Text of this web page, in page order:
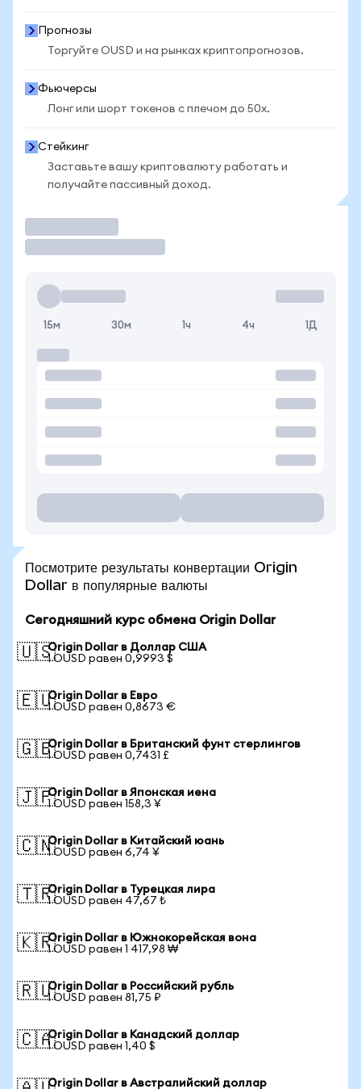
Прогнозы
Торгуйте OUSD и на рынках криптопрогнозов.
Фьючерсы
Лонг или шорт токенов с плечом до 50x.
Стейкинг
Заставьте вашу криптовалюту работать и
получайте пассивный доход.
15м 30м 1ч 4ч 1Д
Посмотрите результаты конвертации Origin
Dollar в популярные валюты
Сегодняшний курс обмена Origin Dollar
🇺🇸Origin Dollar в Доллар США
1 OUSD равен 0,9993 $
🇪🇺Origin Dollar в Евро
1 OUSD равен 0,8673 €
🇬🇧Origin Dollar в Британский фунт стерлингов
1 OUSD равен 0,7431 £
🇯🇵Origin Dollar в Японская иена
1 OUSD равен 158,3 ¥
🇨🇳Origin Dollar в Китайский юань
1 OUSD равен 6,74 ¥
🇹🇷Origin Dollar в Турецкая лира
1 OUSD равен 47,67 ₺
🇰🇷Origin Dollar в Южнокорейская вона
1 OUSD равен 1 417,98 ₩
🇷🇺Origin Dollar в Российский рубль
1 OUSD равен 81,75 ₽
🇨🇦Origin Dollar в Канадский доллар
1 OUSD равен 1,40 $
Origin Dollar в Австралийский доллар